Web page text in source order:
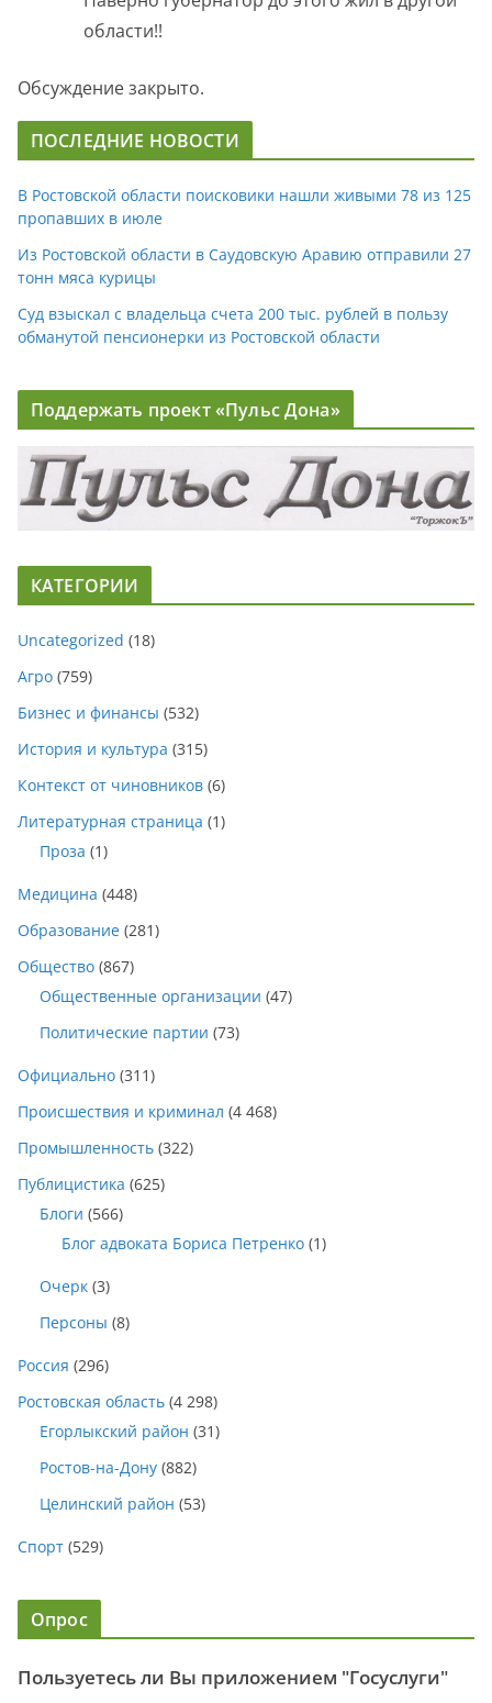
области!!
Обсуждение закрыто.
ПОСЛЕДНИЕ НОВОСТИ
В Ростовской области поисковики нашли живыми 78 из 125
пропавших в июле
Из Ростовской области в Саудовскую Аравию отправили 27
тонн мяса курицы
Суд взыскал с владельца счета 200 тыс. рублей в пользу
обманутой пенсионерки из Ростовской области
Поддержать проект «Пульс Дона»
КАТЕГОРИИ
Uncategorized (18)
Агро (759)
Бизнес и финансы (532)
История и культура (315)
Контекст от чиновников (6)
Литературная страница (1)
Проза (1)
Медицина (448)
Образование (281)
Общество (867)
Общественные организации (47)
Политические партии (73)
Официально (311)
Происшествия и криминал (4 468)
Промышленность (322)
Публицистика (625)
Блоги (566)
Блог адвоката Бориса Петренко (1)
Очерк (3)
Персоны (8)
Россия (296)
Ростовская область (4 298)
Егорлыкский район (31)
Ростов-на-Дону (882)
Целинский район (53)
Спорт (529)
Опрос
Пользуетесь ли Вы приложением "Госуслуги"